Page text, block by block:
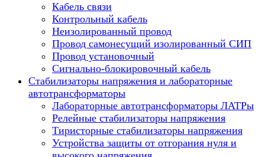
Кабель связи
Контрольный кабель
Неизолированный провод
Провод самонесущий изолированный СИП
Провод установочный
Сигнально-блокировочный кабель
Стабилизаторы напряжения и лабораторные
автотрансформаторы
Лабораторные автотрансформаторы ЛАТРы
Релейные стабилизаторы напряжения
Тиристорные стабилизаторы напряжения
Устройства защиты от отгорания нуля и